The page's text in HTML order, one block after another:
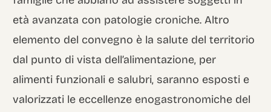
età avanzata con patologie croniche. Altro
elemento del convegno è la salute del territorio
dal punto di vista dell’alimentazione, per
alimenti funzionali e salubri, saranno esposti e
valorizzati le eccellenze enogastronomiche del